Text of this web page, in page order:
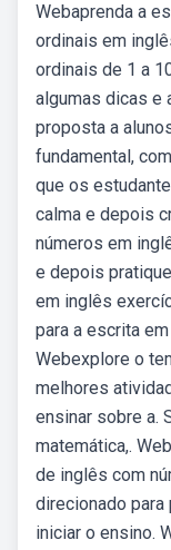
Webaprenda a
ordinais em
ordinais de 1 a
algumas dicas e
proposta a
fundamental,
que os
calma e depois
números em
e depois
em inglês
para a escrita
Webexplore o
melhores
ensinar sobre a.
matemática,.
de inglês com
direcionado
iniciar o ensino.